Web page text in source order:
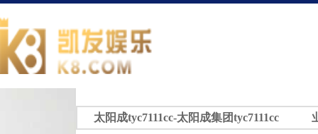
太阳成tyc7111cc-太阳成集团tyc7111cc